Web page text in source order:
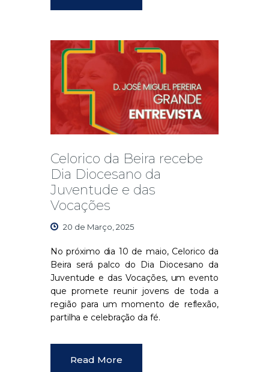
Celorico da Beira recebe
Dia Diocesano da
Juventude e das
Vocações
20 de Março, 2025
No próximo dia 10 de maio, Celorico da
Beira será palco do Dia Diocesano da
Juventude e das Vocações, um evento
que promete reunir jovens de toda a
região para um momento de reflexão,
partilha e celebração da fé.
Read More